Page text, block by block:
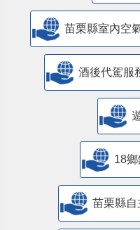
苗栗縣室內空
酒後代駕服
18
苗栗縣自